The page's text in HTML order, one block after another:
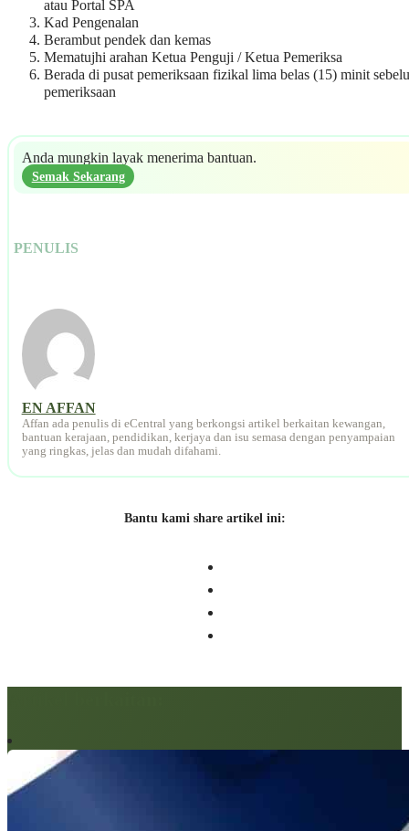
atau Portal SPA
Kad Pengenalan
Berambut pendek dan kemas
Mematujhi arahan Ketua Penguji / Ketua Pemeriksa
Berada di pusat pemeriksaan fizikal lima belas (15) minit
pemeriksaan
Anda mungkin layak menerima bantuan.
Semak Sekarang
PENULIS
EN AFFAN
Affan ada penulis di eCentral yang berkongsi artikel berkaitan kewangan,
bantuan kerajaan, pendidikan, kerjaya dan isu semasa dengan penyampaian
yang ringkas, jelas dan mudah difahami.
Bantu kami share artikel ini: